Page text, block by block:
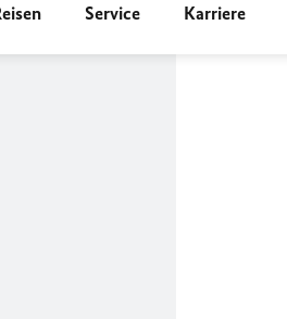
Service Karriere